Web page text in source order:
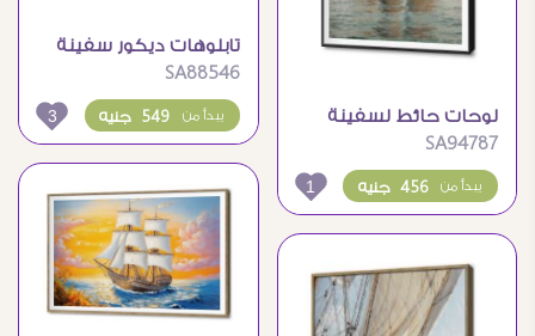
لوحات حائط لسفينة
شراعية كلاسيكية تبحر
بالبحر
SA94787
456 جنيه يبدأ من 1
تابلوهات ديكور سفينة
حربية ضخمة وسط
الأمواج
SA88546
549 جنيه يبدأ من 3